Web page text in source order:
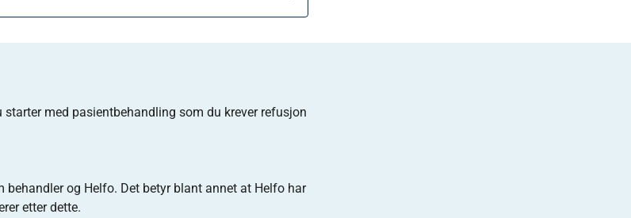
med pasientbehandling som du krever refusjon
og Helfo. Det betyr blant annet at Helfo har
etter dette.